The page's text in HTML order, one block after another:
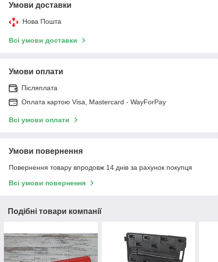
Умови доставки
Нова Пошта
Всі умови доставки
Умови оплати
Післяплата
Оплата картою Visa, Mastercard - WayForPay
Всі умови оплати
Умови повернення
Повернення товару впродовж 14 днів за рахунок покупця
Всі умови повернення
Подібні товари компанії